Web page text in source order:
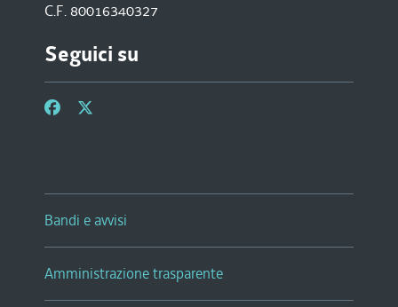
C.F. 80016340327
Seguici su
Bandi e avvisi
Amministrazione trasparente